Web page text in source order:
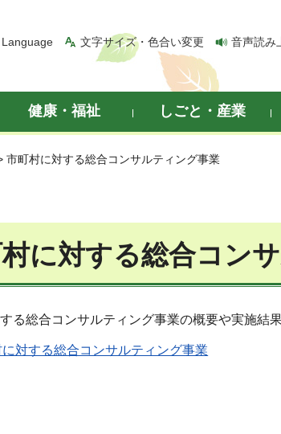
文字サイズ・色合い変更 音声読み
健康・福祉 しごと・産業
市町村に対する総合コンサルティング事業
に対する総合コン
る総合コンサルティング事業の概要や実施結
対する総合コンサルティング事業